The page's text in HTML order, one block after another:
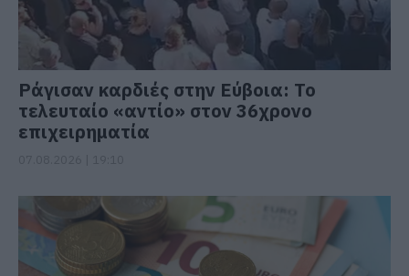
Ράγισαν καρδιές στην Εύβοια: Το
τελευταίο «αντίο» στον 36χρονο
επιχειρηματία